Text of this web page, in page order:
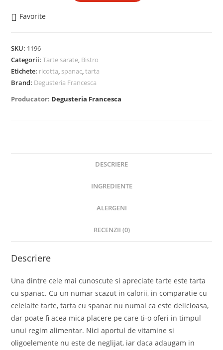
Favorite
SKU: 1196
Categorii:Tarte sarate, Bistro
Etichete: ricotta, spanac,tarta
Brand: Degusteria Francesca
Producator: Degusteria Francesca
DESCRIERE
INGREDIENTE
ALERGENI
RECENZII (0)
Descriere
Una dintre cele mai cunoscute si apreciate tarte este tarta
cu spanac. Cu un numar scazut in calorii, in comparatie cu
celelalte tarte, tarta cu spanac nu numai ca este delicioasa,
dar poate fi acea mica placere pe care ti-o oferi in timpul
unui regim alimentar. Nici aportul de vitamine si
oligoelemente nu este de neglijat, iar daca adaugam in